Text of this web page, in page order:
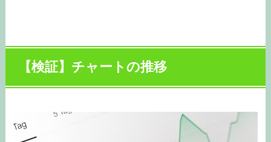
【検証】チャートの推移